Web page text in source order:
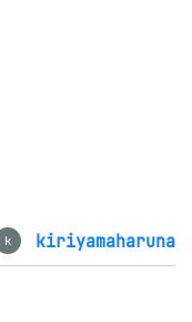
k kiriyamaharuna